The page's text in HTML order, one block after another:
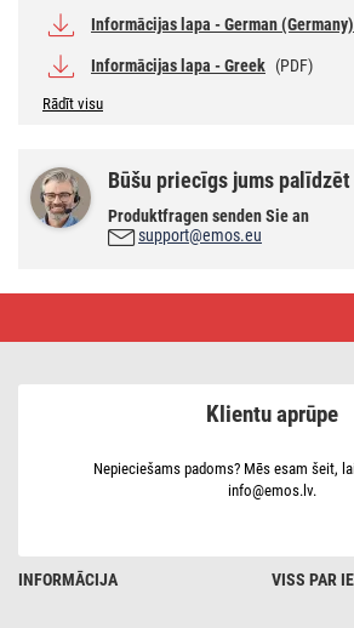
Informācijas lapa - German (Germany)
Informācijas lapa - Greek (PDF)
Rādīt visu
Būšu priecīgs jums palīdzēt
Produktfragen senden Sie an
support@emos.eu
neitrāli
balta
INFORMĀCIJA VISS PAR
Klientu aprūpe
Nepieciešams padoms? Mēs esam šeit,
info@emos.lv.